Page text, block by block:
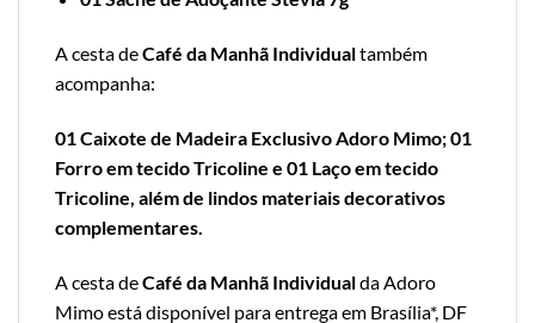
A cesta deCafé da Manhã Individualtambém
acompanha:
01 Caixote de Madeira Exclusivo Adoro Mimo; 01
Forro em tecido Tricoline e 01 Laço em tecido
Tricoline, além de lindos materiais decorativos
complementares.
A cesta deCafé da Manhã Individualda Adoro
Mimo está disponível para entrega em Brasília*, DF